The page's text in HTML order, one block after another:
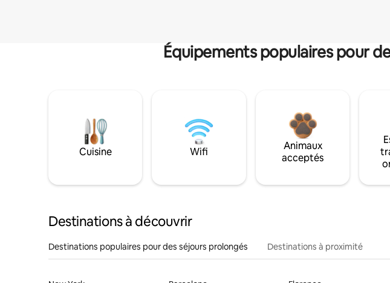
Équipements populaires pour
Cuisine Wifi
Animaux
acceptés
Destinations à découvrir
Destinations populaires pour des séjours prolongés Destinations à proximité